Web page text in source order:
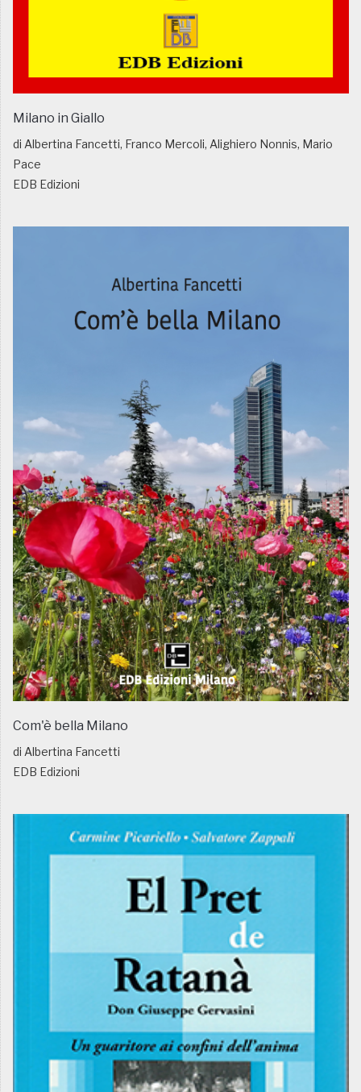
Milano in Giallo
di Albertina Fancetti, Franco Mercoli, Alighiero Nonnis, Mario
Pace
EDB Edizioni
Com'è bella Milano
di Albertina Fancetti
EDB Edizioni